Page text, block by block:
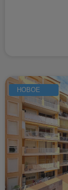
НОВОЕ